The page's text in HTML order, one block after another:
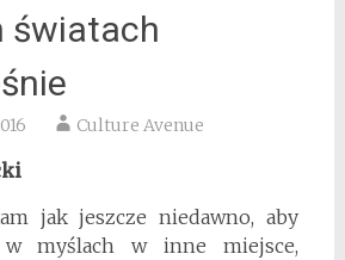
światach
Culture Avenue
jak jeszcze niedawno, aby
myślach w inne miejsce,